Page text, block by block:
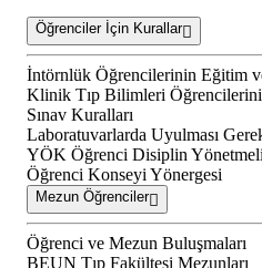
Öğrenciler İçin Kurallar
İntörnlük Öğrencilerinin Eğitim
Klinik Tıp Bilimleri
Sınav Kuralları
Laboratuvarlarda Uyulması
YÖK Öğrenci Disiplin
Öğrenci Konseyi Yönergesi
Mezun Öğrenciler
Öğrenci ve Mezun Buluşmaları
BEUN Tıp Fakültesi Mezunları